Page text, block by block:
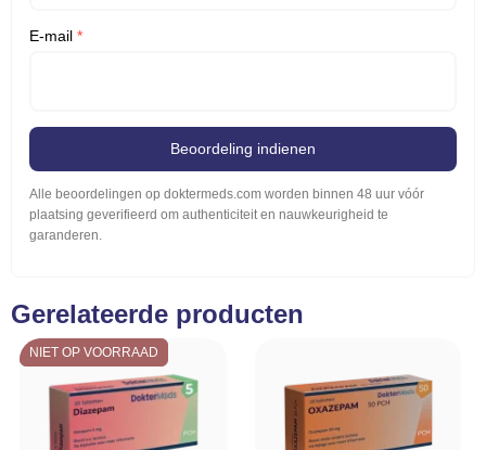
E-mail *
Beoordeling indienen
Alle beoordelingen op doktermeds.com worden binnen 48 uur vóór
plaatsing geverifieerd om authenticiteit en nauwkeurigheid te
garanderen.
Gerelateerde producten
NIET OP VOORRAAD